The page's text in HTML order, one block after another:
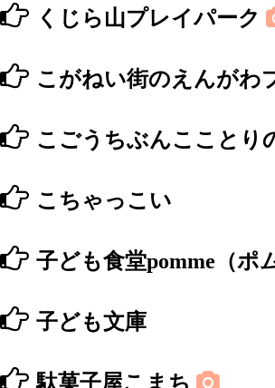
くじら山プレイパーク
こがねい街のえんがわ
こごうちぶんこことり
こちゃっこい
子ども食堂pomme（ポ
子ども文庫
駄菓子屋こまち